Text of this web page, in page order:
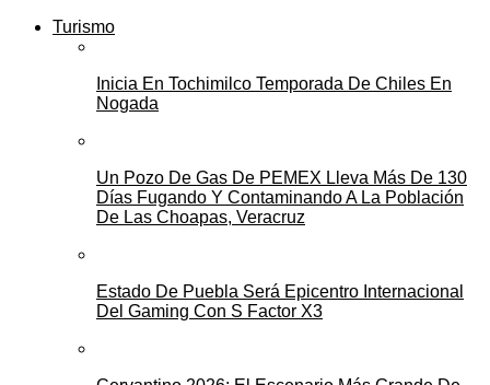
Turismo
Inicia En Tochimilco Temporada De Chiles En
Nogada
Un Pozo De Gas De PEMEX Lleva Más De 130
Días Fugando Y Contaminando A La Población
De Las Choapas, Veracruz
Estado De Puebla Será Epicentro Internacional
Del Gaming Con S Factor X3